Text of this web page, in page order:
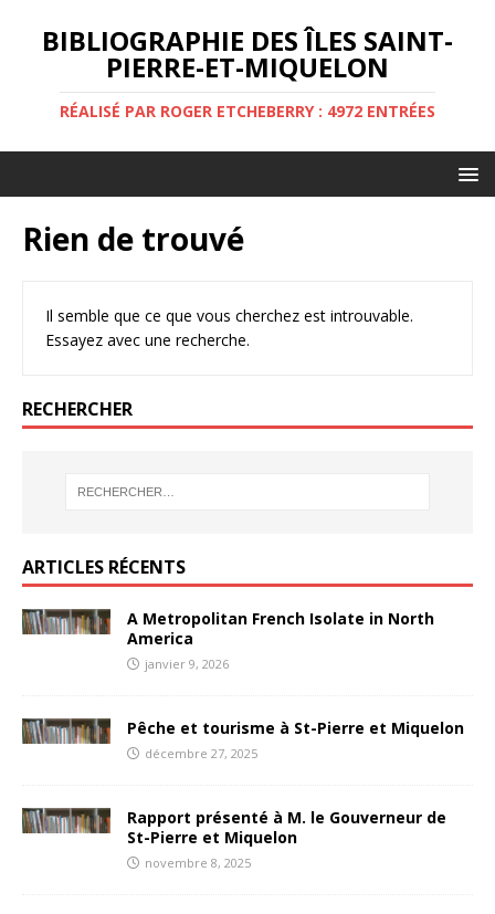
BIBLIOGRAPHIE DES ÎLES SAINT-
PIERRE-ET-MIQUELON
RÉALISÉ PAR ROGER ETCHEBERRY : 4972 ENTRÉES
Rien de trouvé
Il semble que ce que vous cherchez est introuvable.
Essayez avec une recherche.
RECHERCHER
ARTICLES RÉCENTS
A Metropolitan French Isolate in North
America
janvier 9, 2026
Pêche et tourisme à St-Pierre et Miquelon
décembre 27, 2025
Rapport présenté à M. le Gouverneur de
St-Pierre et Miquelon
novembre 8, 2025